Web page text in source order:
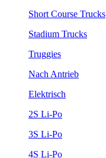
Short Course Trucks
Stadium Trucks
Truggies
Nach Antrieb
Elektrisch
2S Li-Po
3S Li-Po
4S Li-Po